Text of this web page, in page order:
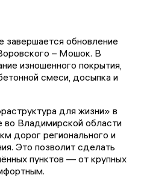
завершается обновление
– Мошок. В
изношенного покрытия,
смеси, досыпка и
для жизни» в
Владимирской области
дорог регионального и
Это позволит сделать
пунктов — от крупных